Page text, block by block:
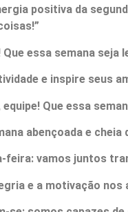
positiva da
Que essa semana
e inspire seus
equipe! Que essa
abençoada e
feira: vamos juntos
e a motivação